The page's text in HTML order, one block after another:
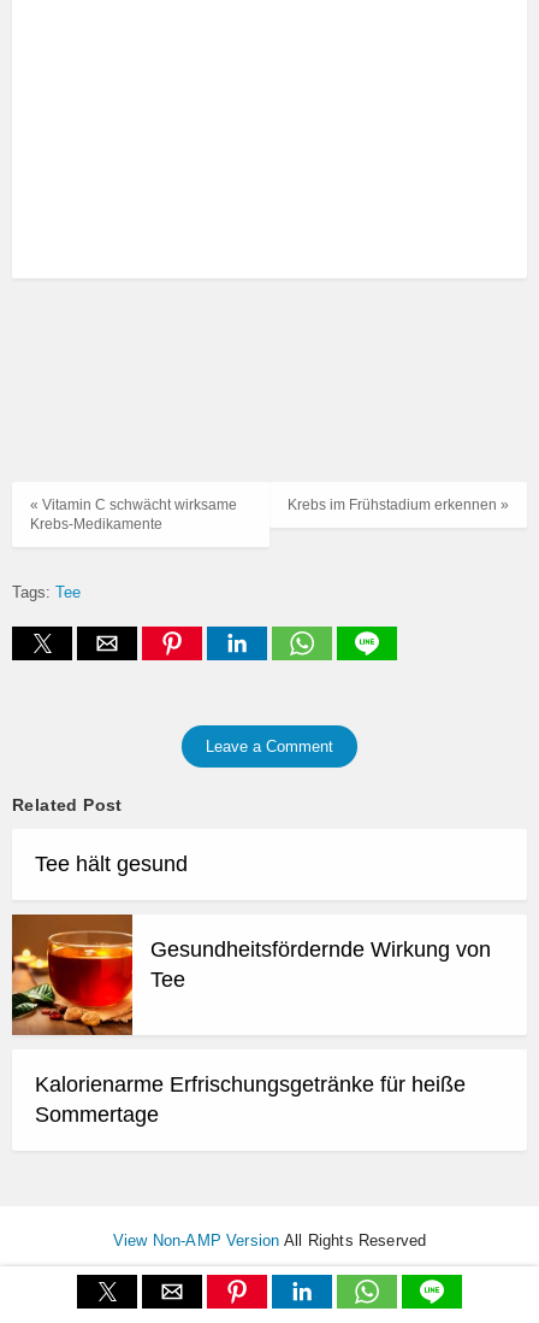
Krebs im Frühstadium erkennen »
« Vitamin C schwächt wirksame
Krebs-Medikamente
Tags: Tee
Leave a Comment
Related Post
Tee hält gesund
Gesundheitsfördernde Wirkung von
Tee
Kalorienarme Erfrischungsgetränke für heiße
Sommertage
View Non-AMP Version All Rights Reserved